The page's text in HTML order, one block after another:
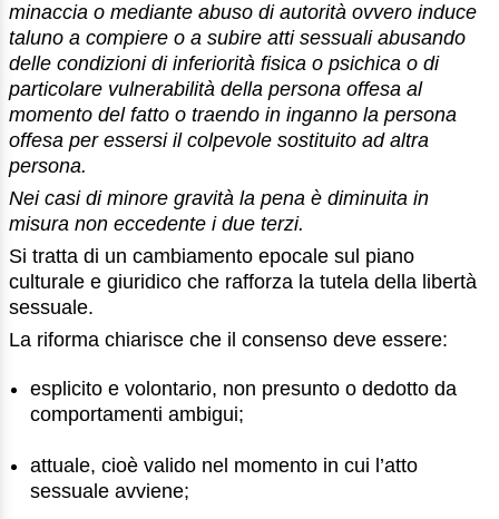
minaccia o mediante abuso di autorità ovvero induce
taluno a compiere o a subire atti sessuali abusando
delle condizioni di inferiorità fisica o psichica o di
particolare vulnerabilità della persona offesa al
momento del fatto o traendo in inganno la persona
offesa per essersi il colpevole sostituito ad altra
persona.
Nei casi di minore gravità la pena è diminuita in
misura non eccedente i due terzi.
Si tratta di un cambiamento epocale sul piano
culturale e giuridico che rafforza la tutela della libertà
sessuale.
La riforma chiarisce che il consenso deve essere:
esplicito e volontario, non presunto o dedotto da
comportamenti ambigui;
attuale, cioè valido nel momento in cui l’atto
sessuale avviene;